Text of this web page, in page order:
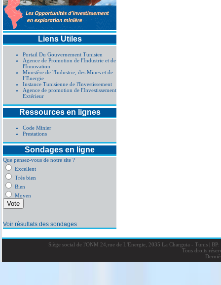
Liens Utiles
Portail Du Gouvernement Tunisien
Agence de Promotion de l'Industrie et de
l'Innovation
Ministère de l'Industrie, des Mines et de
l’Energie
Instance Tunisienne de l'Investissement
Agence de promotion de l'Investissement
Extérieur
Ressources en lignes
Code Minier
Prestations
Sondages en ligne
Que pensez-vous de notre site ?
Excellent
Très bien
Bien
Moyen
Voir résultats des sondages
Siège social de l'ONM 24,rue de L'Energie, 2035 La Charguia - Tunis |BP:
Tous droits